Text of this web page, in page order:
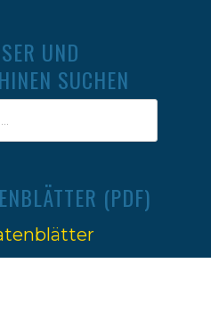
UND
SUCHEN
(PDF)